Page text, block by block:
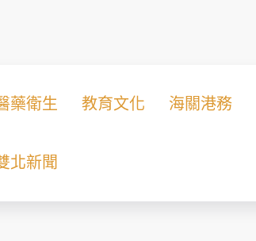
藥衛生 教育文化 海關港務
北新聞